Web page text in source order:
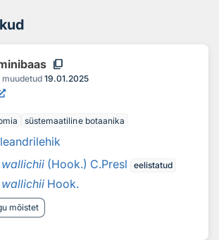
content_copy
19.01.2025
süstemaatiline botaanika
(Hook.) C.Presl eelistatud
Hook.
mõistet